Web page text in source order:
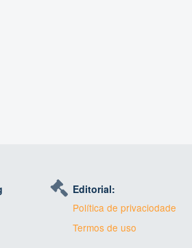
Editorial:
Política de privaciodade
Termos de uso